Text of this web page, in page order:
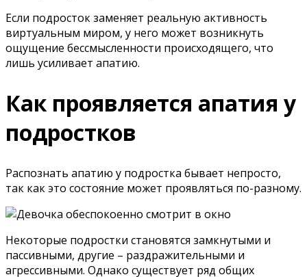
Если подросток заменяет реальную активность
виртуальным миром, у него может возникнуть
ощущение бессмысленности происходящего, что
лишь усиливает апатию.
Как проявляется апатия у
подростков
Распознать апатию у подростка бывает непросто,
так как это состояние может проявляться по-разному.
Некоторые подростки становятся замкнутыми и
пассивными, другие – раздражительными и
агрессивными. Однако существует ряд общих